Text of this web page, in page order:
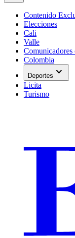
Contenido
Elecciones
Cali
Valle
Comunicadores
Colombia
Deportes expand_more
Licita
Turismo